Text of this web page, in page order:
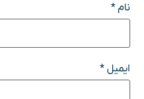
نام*
ایمیل*